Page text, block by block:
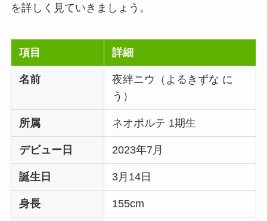
を詳しく見ていきましょう。
項目 詳細
名前
夜絆ニウ（よるきずな に
う）
所属 ネオポルテ 1期生
デビュー日 2023年7月
誕生日 3月14日
身長 155cm